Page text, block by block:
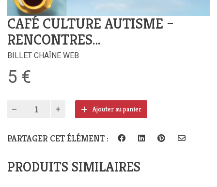
CAFÉ CULTURE AUTISME –
RENCONTRES…
BILLET CHAÎNE WEB
5 €
CULTURE
rencontres…
Ajouter au panier
PARTAGER CET ÉLÉMENT :
PRODUITS SIMILAIRES